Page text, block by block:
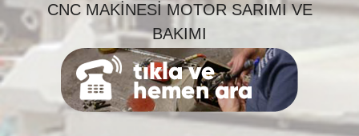
CNC MAKINESI MOTOR SARIMI VE
BAKIMI